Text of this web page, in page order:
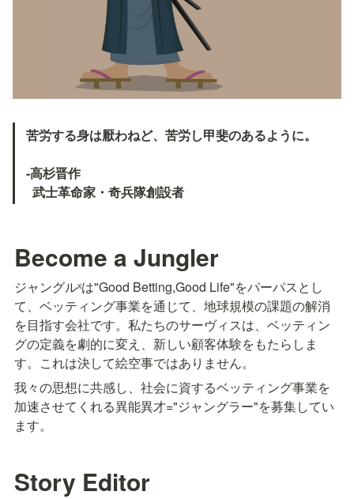
苦労する身は厭わねど、苦労し甲斐のあるように。
-高杉晋作
  武士革命家・奇兵隊創設者
Become a Jungler
ジャングルˣは"Good Betting,Good Life"をパーパスとし
て、ベッティング事業を通じて、地球規模の課題の解消
を目指す会社です。私たちのサーヴィスは、ベッティン
グの定義を劇的に変え、新しい顧客体験をもたらしま
す。これは決して絵空事ではありません。
我々の思想に共感し、社会に資するベッティング事業を
加速させてくれる異能異才="ジャングラー"を募集してい
ます。
Story Editor